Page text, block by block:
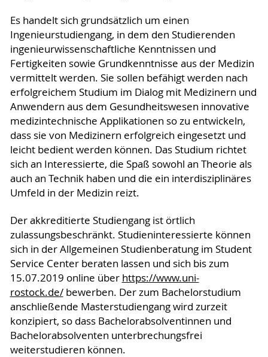
Es handelt sich grundsätzlich um einen
Ingenieurstudiengang, in dem den Studierenden
ingenieurwissenschaftliche Kenntnissen und
Fertigkeiten sowie Grundkenntnisse aus der Medizin
vermittelt werden. Sie sollen befähigt werden nach
erfolgreichem Studium im Dialog mit Medizinern und
Anwendern aus dem Gesundheitswesen innovative
medizintechnische Applikationen so zu entwickeln,
dass sie von Medizinern erfolgreich eingesetzt und
leicht bedient werden können. Das Studium richtet
sich an Interessierte, die Spaß sowohl an Theorie als
auch an Technik haben und die ein interdisziplinäres
Umfeld in der Medizin reizt.
Der akkreditierte Studiengang ist örtlich
zulassungsbeschränkt. Studieninteressierte können
sich in der Allgemeinen Studienberatung im Student
Service Center beraten lassen und sich bis zum
15.07.2019 online über https://www.uni-
rostock.de/bewerben. Der zum Bachelorstudium
anschließende Masterstudiengang wird zurzeit
konzipiert, so dass Bachelorabsolventinnen und
Bachelorabsolventen unterbrechungsfrei
weiterstudieren können.